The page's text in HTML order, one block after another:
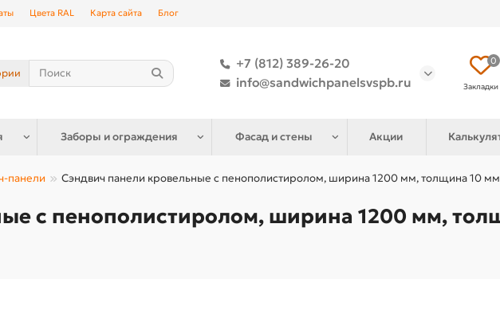
Цвета RAL Карта сайта Блог
+7 (812) 389-26-20
info@sandwichpanelsvspb.ru
0
Закладки
Заборы и ограждения Фасад и стены Акции
панели Сэндвич панели кровельные с пенополистиролом, ширина 1200 мм, толщина 10
с пенополистиролом, ширина 1200 мм,